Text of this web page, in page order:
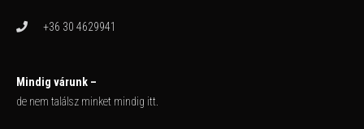
+36 30 4629941
Mindig várunk –
de nem találsz minket mindig itt.